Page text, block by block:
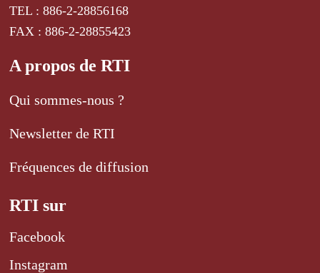
TEL : 886-2-28856168
FAX : 886-2-28855423
A propos de RTI
Qui sommes-nous ?
Newsletter de RTI
Fréquences de diffusion
RTI sur
Facebook
Instagram